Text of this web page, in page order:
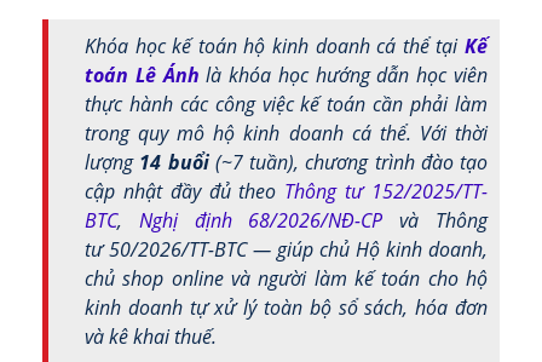
Khóa học kế toán hộ kinh doanh cá thể tại Kế
toán Lê Ánh là khóa học hướng dẫn học viên
thực hành các công việc kế toán cần phải làm
trong quy mô hộ kinh doanh cá thể. Với thời
lượng 14 buổi(~7 tuần), chương trình đào tạo
cập nhật đầy đủ theo Thông tư 152/2025/TT-
BTC, Nghị định 68/2026/NĐ-CP và Thông
tư 50/2026/TT-BTC — giúp chủ Hộ kinh doanh,
chủ shop online và người làm kế toán cho hộ
kinh doanh tự xử lý toàn bộ sổ sách, hóa đơn
và kê khai thuế.